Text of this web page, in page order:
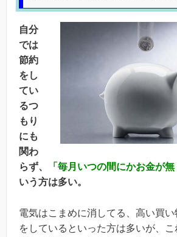
自分
では
節約
をし
てい
るつ
もり
にも
関わ
らず、
「毎月いつの間にかお金が無
いう方は多い。
電気はこまめに消してる、高い買
をしているといった方は多いが、